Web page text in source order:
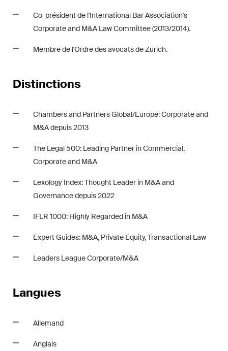
Co-président de l'International Bar Association's
Corporate and M&A Law Committee (2013/2014).
Membre de l'Ordre des avocats de Zurich.
Distinctions
Chambers and Partners Global/Europe: Corporate and
M&A depuis 2013
The Legal 500: Leading Partner in Commercial,
Corporate and M&A
Lexology Index: Thought Leader in M&A and
Governance depuis 2022
IFLR 1000: Highly Regarded in M&A
Expert Guides: M&A, Private Equity, Transactional Law
Leaders League Corporate/M&A
Langues
Allemand
Anglais